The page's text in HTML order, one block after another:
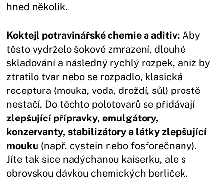
hned několik.
Koktejl potravinářské chemie a aditiv: Aby
těsto vydrželo šokové zmrazení, dlouhé
skladování a následný rychlý rozpek, aniž by
ztratilo tvar nebo se rozpadlo, klasická
receptura (mouka, voda, droždí, sůl) prostě
nestačí. Do těchto polotovarů se přidávají
zlepšující přípravky, emulgátory,
konzervanty, stabilizátory a látky zlepšující
mouku (např. cystein nebo fosforečnany).
Jíte tak sice nadýchanou kaiserku, ale s
obrovskou dávkou chemických berliček.